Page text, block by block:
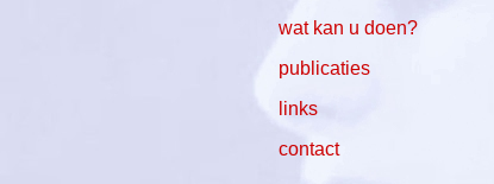
wat kan u doen?
publicaties
links
contact